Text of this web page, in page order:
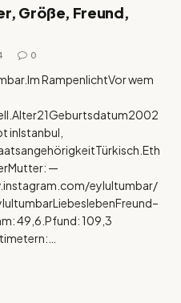
Größe, Freund,
0
RampenlichtVor wem
inIstanbul,
—
eylultumbar/
49,6.Pfund: 109,3